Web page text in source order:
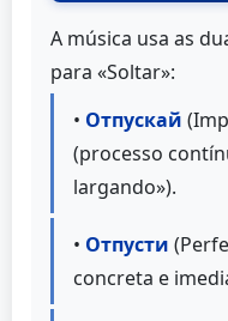
A música usa as
para «Soltar»:
• Отпускай
(processo
largando»).
• Отпусти
concreta e